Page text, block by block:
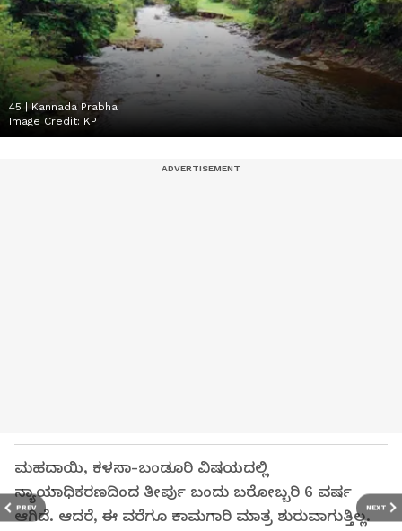
PREV NEXT
45 | Kannada Prabha
Image Credit: KP
ಮಹದಾಯಿ, ಕಳಸಾ-ಬಂಡೂರಿ ವಿಷಯದಲ್ಲಿ
ನ್ಯಾಯಾಧಿಕರಣದಿಂದ ತೀರ್ಪು ಬಂದು ಬರೋಬ್ಬರಿ 6 ವರ್ಷ
ಆಗಿದೆ. ಆದರೆ, ಈ ವರೆಗೂ ಕಾಮಗಾರಿ ಮಾತ್ರ ಶುರುವಾಗುತ್ತಿಲ್ಲ.